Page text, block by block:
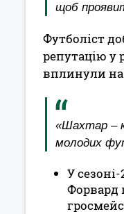
щоб
Футболіст
репутацію у
вплинули на
«Шахтар –
молодих
У
Форвард